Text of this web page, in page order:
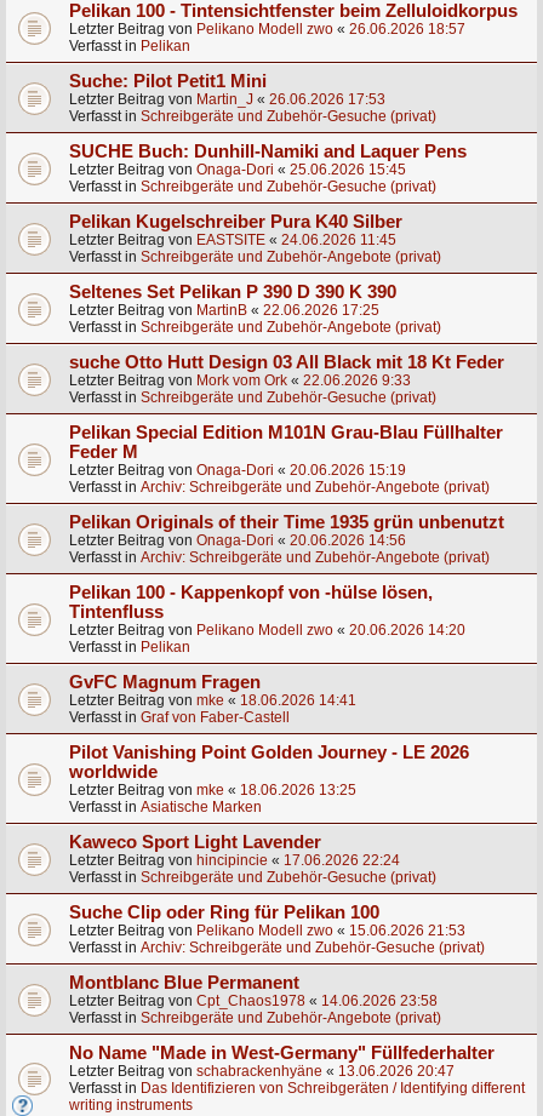
Pelikan 100 - Tintensichtfenster beim Zelluloidkorpus
Letzter Beitrag von Pelikano Modell zwo « 26.06.2026 18:57
Verfasst in Pelikan
Suche: Pilot Petit1 Mini
Letzter Beitrag von Martin_J « 26.06.2026 17:53
Verfasst in Schreibgeräte und Zubehör-Gesuche (privat)
SUCHE Buch: Dunhill-Namiki and Laquer Pens
Letzter Beitrag von Onaga-Dori « 25.06.2026 15:45
Verfasst in Schreibgeräte und Zubehör-Gesuche (privat)
Pelikan Kugelschreiber Pura K40 Silber
Letzter Beitrag von EASTSITE « 24.06.2026 11:45
Verfasst in Schreibgeräte und Zubehör-Angebote (privat)
Seltenes Set Pelikan P 390 D 390 K 390
Letzter Beitrag von MartinB « 22.06.2026 17:25
Verfasst in Schreibgeräte und Zubehör-Angebote (privat)
suche Otto Hutt Design 03 All Black mit 18 Kt Feder
Letzter Beitrag von Mork vom Ork « 22.06.2026 9:33
Verfasst in Schreibgeräte und Zubehör-Gesuche (privat)
Pelikan Special Edition M101N Grau-Blau Füllhalter
Feder M
Letzter Beitrag von Onaga-Dori « 20.06.2026 15:19
Verfasst in Archiv: Schreibgeräte und Zubehör-Angebote (privat)
Pelikan Originals of their Time 1935 grün unbenutzt
Letzter Beitrag von Onaga-Dori « 20.06.2026 14:56
Verfasst in Archiv: Schreibgeräte und Zubehör-Angebote (privat)
Pelikan 100 - Kappenkopf von -hülse lösen,
Tintenfluss
Letzter Beitrag von Pelikano Modell zwo « 20.06.2026 14:20
Verfasst in Pelikan
GvFC Magnum Fragen
Letzter Beitrag von mke « 18.06.2026 14:41
Verfasst in Graf von Faber-Castell
Pilot Vanishing Point Golden Journey - LE 2026
worldwide
Letzter Beitrag von mke « 18.06.2026 13:25
Verfasst in Asiatische Marken
Kaweco Sport Light Lavender
Letzter Beitrag von hincipincie « 17.06.2026 22:24
Verfasst in Schreibgeräte und Zubehör-Gesuche (privat)
Suche Clip oder Ring für Pelikan 100
Letzter Beitrag von Pelikano Modell zwo « 15.06.2026 21:53
Verfasst in Archiv: Schreibgeräte und Zubehör-Gesuche (privat)
Montblanc Blue Permanent
Letzter Beitrag von Cpt_Chaos1978 « 14.06.2026 23:58
Verfasst in Schreibgeräte und Zubehör-Angebote (privat)
No Name "Made in West-Germany" Füllfederhalter
Letzter Beitrag von schabrackenhyäne « 13.06.2026 20:47
Verfasst in Das Identifizieren von Schreibgeräten / Identifying different
writing instruments